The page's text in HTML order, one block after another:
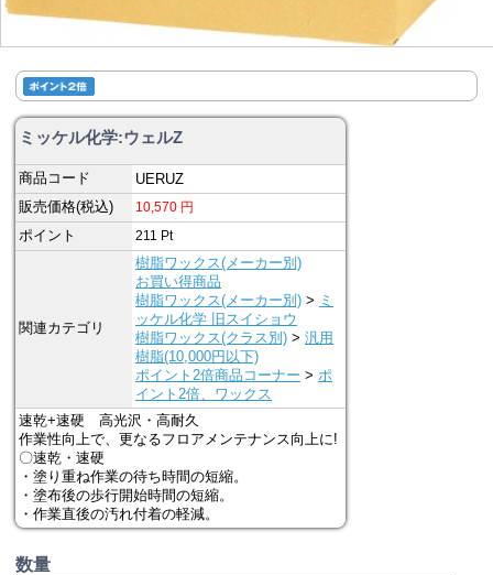
ミッケル化学:ウェルZ
商品コード
UERUZ
販売価格(税込)
10,570 円
ポイント 211 Pt
関連カテゴリ
樹脂ワックス(メーカー別)
お買い得商品
樹脂ワックス(メーカー別) > ミ
ッケル化学 旧スイショウ
樹脂ワックス(クラス別) >汎用
樹脂(10,000円以下)
ポイント2倍商品コーナー > ポ
イント2倍、ワックス
速乾+速硬 高光沢・高耐久
作業性向上で、更なるフロアメンテナンス向上に!
〇速乾・速硬
・塗り重ね作業の待ち時間の短縮。
・塗布後の歩行開始時間の短縮。
・作業直後の汚れ付着の軽減。
数量